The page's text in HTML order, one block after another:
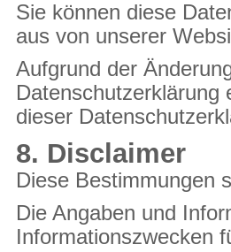
Sie können diese
aus von unserer
Aufgrund der
Datenschutz­erklärung
dieser
8. Disclaimer
Diese Bestimmungen
Die Angaben und
Informationszwecken